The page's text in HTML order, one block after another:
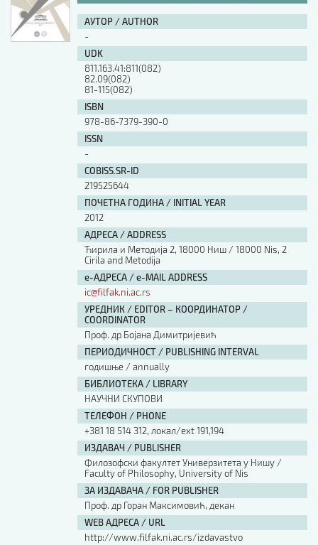
АУТОР / AUTHOR
-
UDK
811.163.41:811(082)
82.09(082)
81-115(082)
ISBN
978-86-7379-390-0
ISSN
-
COBISS.SR-ID
219525644
ПОЧЕТНА ГОДИНА / INITIAL YEAR
2012
АДРЕСА / ADDRESS
Ћирила и Методија 2, 18000 Ниш / 18000 Nis, 2
Cirila and Metodija
е-АДРЕСА / e-MAIL ADDRESS
ic@filfak.ni.ac.rs
УРЕДНИК / EDITOR – КООРДИНАТОР /
COORDINATOR
Проф. др Бојана Димитријевић
ПЕРИОДИЧНОСТ / PUBLISHING INTERVAL
годишње / annually
БИБЛИОТЕКА / LIBRARY
НАУЧНИ СКУПОВИ
ТЕЛЕФОН / PHONE
+381 18 514 312, локал/ext 191,194
ИЗДАВАЧ / PUBLISHER
Филозофски факултет Универзитета у Нишу /
Faculty of Philosophy, University of Nis
ЗА ИЗДАВАЧА / FOR PUBLISHER
Проф. др Горан Максимовић, декан
WEB АДРЕСА / URL
http://www.filfak.ni.ac.rs/izdavastvo